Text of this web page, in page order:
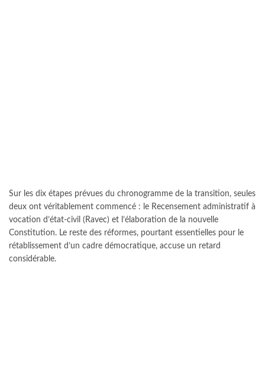
Sur les dix étapes prévues du chronogramme de la transition, seules
deux ont véritablement commencé : le Recensement administratif à
vocation d’état-civil (Ravec) et l’élaboration de la nouvelle
Constitution. Le reste des réformes, pourtant essentielles pour le
rétablissement d’un cadre démocratique, accuse un retard
considérable.